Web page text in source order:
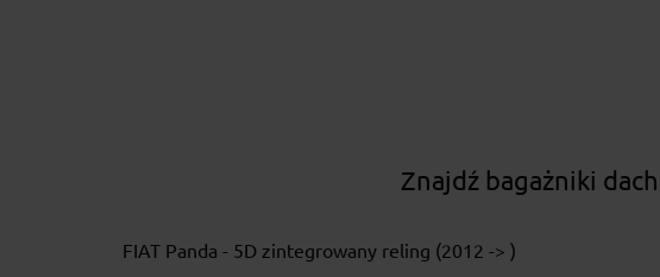
Znajdź bagażniki
FIAT Panda - 5D zintegrowany reling (2012 -> )